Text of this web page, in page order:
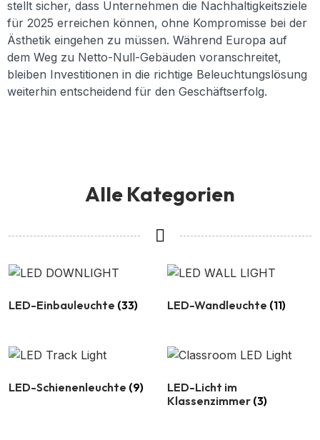
stellt sicher, dass Unternehmen die Nachhaltigkeitsziele
für 2025 erreichen können, ohne Kompromisse bei der
Ästhetik eingehen zu müssen. Während Europa auf
dem Weg zu Netto-Null-Gebäuden voranschreitet,
bleiben Investitionen in die richtige Beleuchtungslösung
weiterhin entscheidend für den Geschäftserfolg.
Alle Kategorien
LED-Einbauleuchte (33) LED-Wandleuchte (11)
LED-Schienenleuchte (9)
LED-Licht im
Klassenzimmer (3)